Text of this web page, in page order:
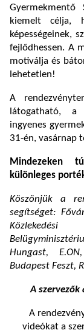
Gyermekmentő
kiemelt célja,
képességeinek,
fejlődhessen. A
motiválja és
lehetetlen!
A
látogatható, a
ingyenes
31-én, vasárnap
Mindezeken
különleges
Köszönjük a
segítséget:
Hungast,
Budapest Feszt,
A
A
videókat a